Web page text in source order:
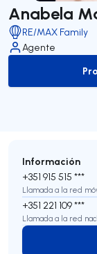
Anabela
RE/MAX Family
Agente
Información
+351 915 515 ***
Llamada a la red
+351 221 109 ***
Llamada a la red